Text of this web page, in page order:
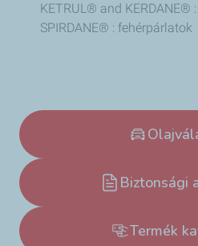
KETRUL® and KERDANE®
SPIRDANE® : fehérpárlatok
Biztonsági
Termék